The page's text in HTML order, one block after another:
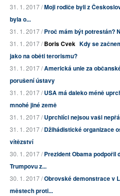
31. 1. 2017 /Moji rodiče byli z
byla o...
31. 1. 2017 /Proč mám být potrestán?
31. 1. 2017 /Boris Cvek Kdy se
jako na oběti terorismu?
31. 1. 2017 /Americká unie za
porušení ústavy
31. 1. 2017 /USA má daleko méně
mnohé jiné země
31. 1. 2017 /Uprchlíci nejsou vaši
31. 1. 2017 /Džihádistické organizace
vítězství
30. 1. 2017 /Prezident Obama
Trumpovu z...
30. 1. 2017 /Obrovské demonstrace v
městech proti...